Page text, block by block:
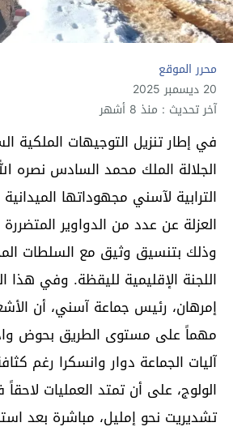
محرر الموقع
20 ديسمبر 2025
آخر تحديث : منذ 8 أشهر
في إطار تنزيل التوجيهات الملكية
الجلالة الملك محمد السادس نصره
الترابية لآسني مجهوداتها
العزلة عن عدد من الدواوير
وذلك بتنسيق وثيق مع السلطات
اللجنة الإقليمية لليقظة. وفي هذا
إمرهان، رئيس جماعة آسني، أن
مهماً على مستوى الطريق بحوض
آليات الجماعة دوار وانسكرا رغم
الولوج، على أن تمتد العمليات
تشديريت نحو إمليل، مباشرة بعد